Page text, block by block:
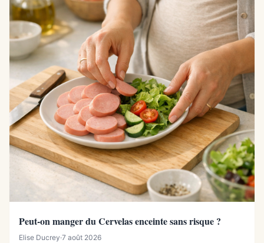
Peut-on manger du Cervelas enceinte sans risque ?
Elise Ducrey·7 août 2026